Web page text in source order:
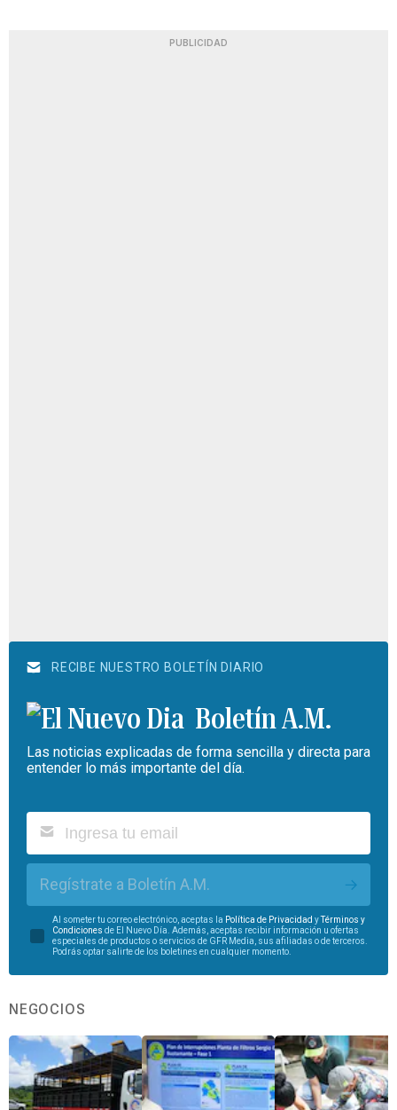
PUBLICIDAD
RECIBE NUESTRO BOLETÍN DIARIO
Boletín A.M.
Las noticias explicadas de forma sencilla y directa para
entender lo más importante del día.
Regístrate a Boletín A.M.
Al someter tu correo electrónico, aceptas la Política de Privacidad yTérminos y
Condiciones de El Nuevo Día. Además, aceptas recibir información u ofertas
especiales de productos o servicios de GFR Media, sus afiliadas o de terceros.
Podrás optar salirte de los boletines en cualquier momento.
NEGOCIOS